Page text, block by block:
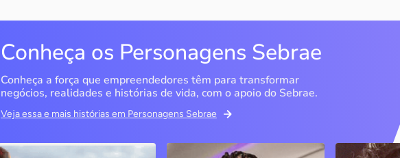
Conheça os Personagens Sebrae
Conheça a força que empreendedores têm para transformar
negócios, realidades e histórias de vida, com o apoio do Sebrae.
Veja essa e mais histórias em Personagens Sebrae